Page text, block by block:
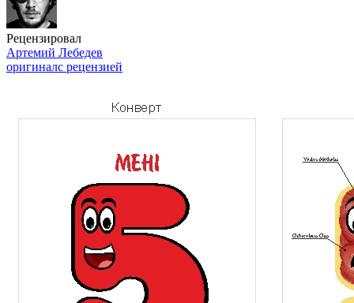
Рецензировал
Артемий Лебедев
оригиналс рецензией